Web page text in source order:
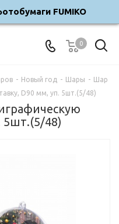
FUMIKO
0
- Новый год - Шары - Шар
D90 мм, уп. 5шт.(5/48)
5шт.(5/48)